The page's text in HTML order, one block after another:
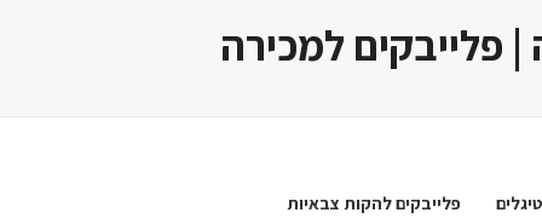
| פלייבקים למכירה
פלייבקים להקות צבאיות